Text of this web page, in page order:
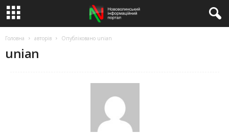
Головна авторів Опубліковано unian
unian